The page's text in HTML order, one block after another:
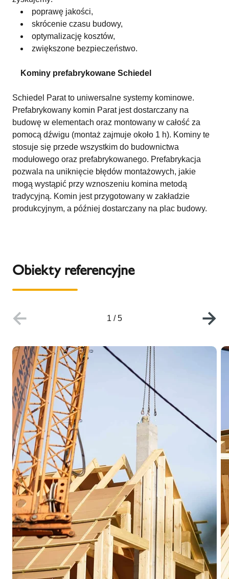
poprawę jakości,
skrócenie czasu budowy,
optymalizację kosztów,
zwiększone bezpieczeństwo.
Kominy prefabrykowane Schiedel
Schiedel Parat to uniwersalne systemy kominowe.
Prefabrykowany komin Parat jest dostarczany na
budowę w elementach oraz montowany w całość za
pomocą dźwigu (montaż zajmuje około 1 h). Kominy te
stosuje się przede wszystkim do budownictwa
modułowego oraz prefabrykowanego. Prefabrykacja
pozwala na uniknięcie błędów montażowych, jakie
mogą wystąpić przy wznoszeniu komina metodą
tradycyjną. Komin jest przygotowany w zakładzie
produkcyjnym, a później dostarczany na plac budowy.
Obiekty referencyjne
1 /5